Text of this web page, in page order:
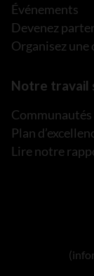
Événements
Devenez
Organisez une
Notre travail
Plan
Lire notre